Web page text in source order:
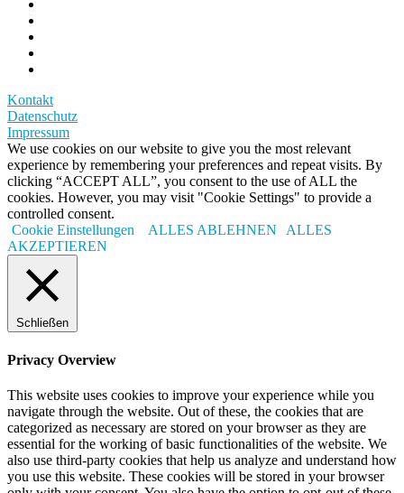
Kontakt
Datenschutz
Impressum
We use cookies on our website to give you the most relevant
experience by remembering your preferences and repeat visits. By
clicking “ACCEPT ALL”, you consent to the use of ALL the
cookies. However, you may visit "Cookie Settings" to provide a
controlled consent.
Cookie Einstellungen
ALLES ABLEHNEN
ALLES
AKZEPTIEREN
Schließen
Privacy Overview
This website uses cookies to improve your experience while you
navigate through the website. Out of these, the cookies that are
categorized as necessary are stored on your browser as they are
essential for the working of basic functionalities of the website. We
also use third-party cookies that help us analyze and understand how
you use this website. These cookies will be stored in your browser